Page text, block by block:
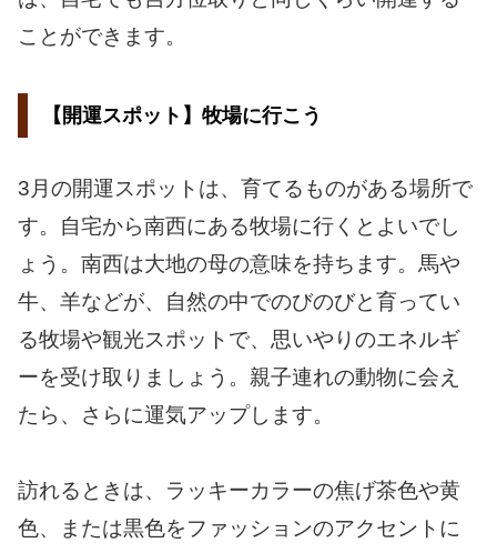
ことができます。
【開運スポット】牧場に行こう
3月の開運スポットは、育てるものがある場所で
す。自宅から南西にある牧場に行くとよいでし
ょう。南西は大地の母の意味を持ちます。馬や
牛、羊などが、自然の中でのびのびと育ってい
る牧場や観光スポットで、思いやりのエネルギ
ーを受け取りましょう。親子連れの動物に会え
たら、さらに運気アップします。
訪れるときは、ラッキーカラーの焦げ茶色や黄
色、または黒色をファッションのアクセントに